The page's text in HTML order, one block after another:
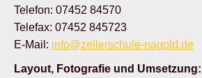
Telefon: 07452 84570
Telefax: 07452 845723
E-Mail: info@zellerschule-nagold.de
Layout, Fotografie und Umsetzung: